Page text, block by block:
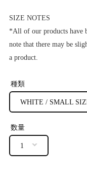
SIZE NOTES
*All of our products have
note that there may be
a product.
種類
数量